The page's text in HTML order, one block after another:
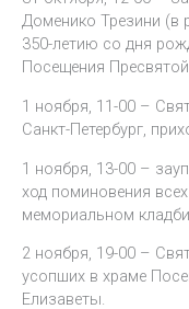
Доменико Трезини (в
350-летию со дня
Посещения
1 ноября, 11-00 –
Санкт-Петербург,
1 ноября, 13-00 –
ход поминовения
мемориальном
2 ноября, 19-00 –
усопших в храме
Елизаветы.